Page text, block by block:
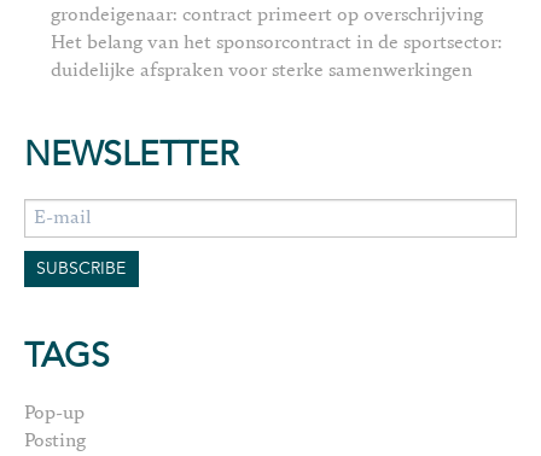
grondeigenaar: contract primeert op overschrijving
Het belang van het sponsorcontract in de sportsector:
duidelijke afspraken voor sterke samenwerkingen
NEWSLETTER
TAGS
Pop-up
Posting